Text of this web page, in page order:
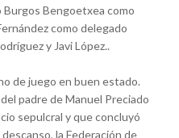
Burgos Bengoetxea como
como delegado
y Javi López..
de juego en buen estado.
padre de Manuel Preciado
sepulcral y que concluyó
la Federación de